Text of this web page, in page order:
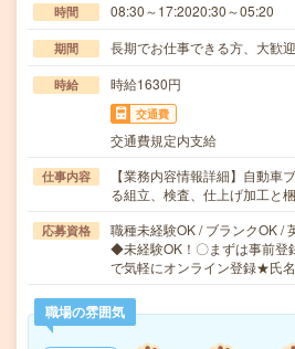
時間 08:30～17:2020:30～05:20
期間 長期でお仕事できる方、大歓迎
時給 時給1630円
交通費
交通費規定内支給
仕事内容
【業務内容情報詳細】自動車
る組立、検査、仕上げ加工と
応募資格
職種未経験OK / ブランクOK /
◆未経験OK！〇まずは事前登
で気軽にオンライン登録★氏
職場の雰囲気